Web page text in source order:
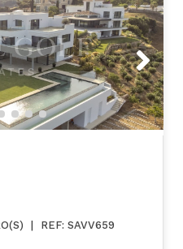
Next
REF: SAVV659